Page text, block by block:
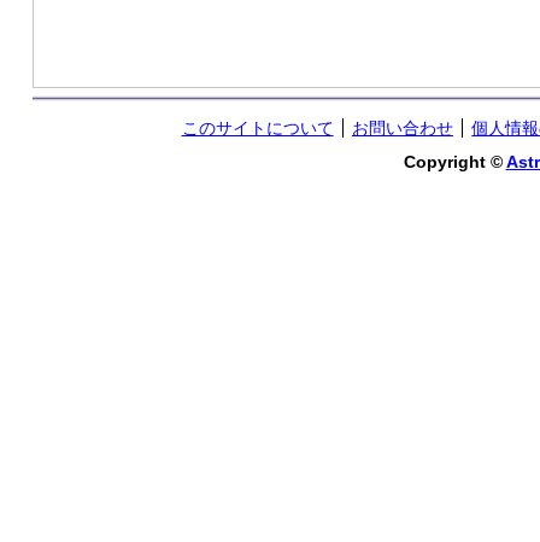
このサイトについて お問い合わせ
個人情
Copyright ©